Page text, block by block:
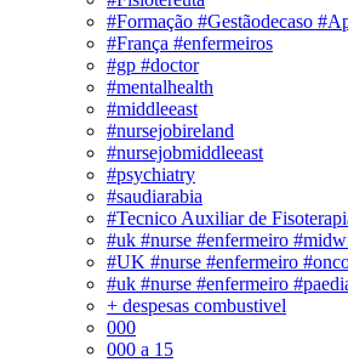
#Formação #Gestãodecaso
#França #enfermeiros
#gp #doctor
#mentalhealth
#middleeast
#nursejobireland
#nursejobmiddleeast
#psychiatry
#saudiarabia
#Tecnico Auxiliar de
#uk #nurse #enfermeiro
#UK #nurse #enfermeiro
#uk #nurse #enfermeiro
+ despesas combustivel
000
000 a 15